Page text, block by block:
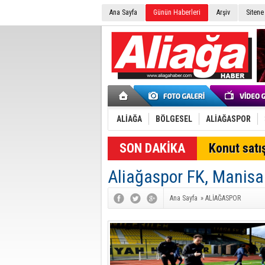
Ana Sayfa Günün Haberleri Arşiv
ALİAĞA BÖLGESEL ALİAĞASPOR
Konut
Aliağaspor FK,
Ana Sayfa » ALİAĞASPOR